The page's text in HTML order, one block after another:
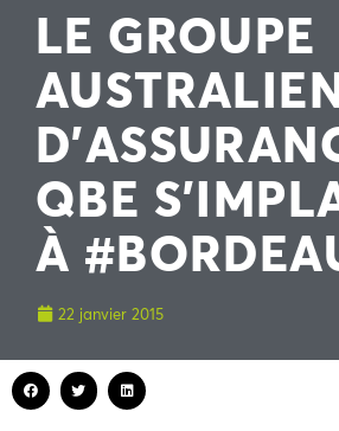
LE GROUPE
QBE
À
22 janvier 2015